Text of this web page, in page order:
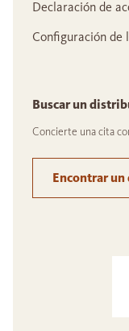
Declaración de
Configuración de
Buscar un
Concierte una cita
Encontrar